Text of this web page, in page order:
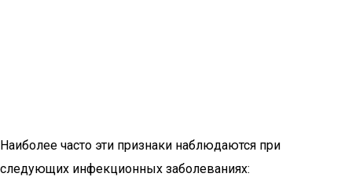
Наиболее часто эти признаки наблюдаются при
следующих инфекционных заболеваниях: